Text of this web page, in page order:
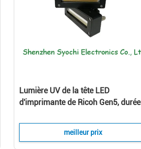
Lumière UV de la tête LED
d'imprimante de Ricoh Gen5, durée
séchage 20000h d'encre
meilleur prix